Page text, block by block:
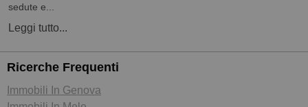
sedute e...
Leggi tutto...
Ricerche Frequenti
Immobili In Genova